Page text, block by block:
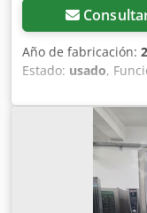
Año de fabricación:
Estado: usado,
trata de un equipo
horneado CMP 201
primera calidad
942 horas de
programa de
equipo combinado
someterá a una